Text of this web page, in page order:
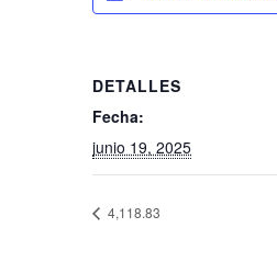
DETALLES
Fecha:
junio 19, 2025
4,118.83